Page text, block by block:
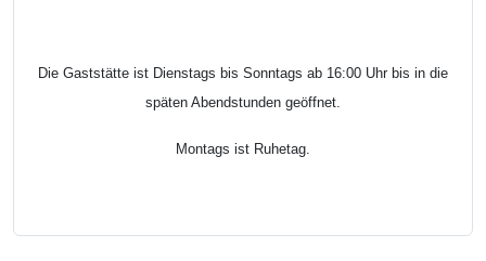
Die Gaststätte ist Dienstags bis Sonntags ab 16:00 Uhr bis in die
späten Abendstunden geöffnet.
Montags ist Ruhetag.